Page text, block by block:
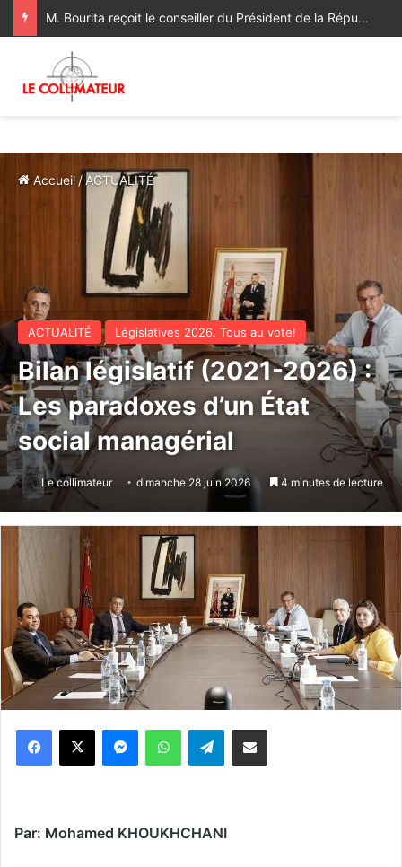
M. Bourita reçoit le conseiller du Président de la République de Roumanie, porteur d’un message adressé à SM le Roi
Accueil /ACTUALITÉ
ACTUALITÉ Législatives 2026. Tous au vote!
Bilan législatif (2021-2026) :
Les paradoxes d’un État
social managérial
Le collimateur dimanche 28 juin 2026 4 minutes de lecture
WhatsApp Telegram
Par: Mohamed KHOUKHCHANI